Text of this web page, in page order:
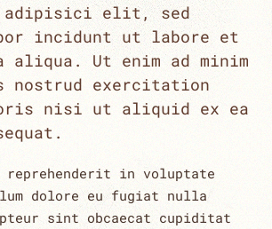
adipisici elit, sed
incidunt ut labore et
aliqua. Ut enim ad minim
nostrud exercitation
nisi ut aliquid ex ea
reprehenderit in voluptate
dolore eu fugiat nulla
sint obcaecat cupiditat